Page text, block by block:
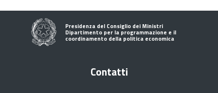
Presidenza del Consiglio dei Ministri
Dipartimento per la programmazione e il
coordinamento della politica economica
Contatti